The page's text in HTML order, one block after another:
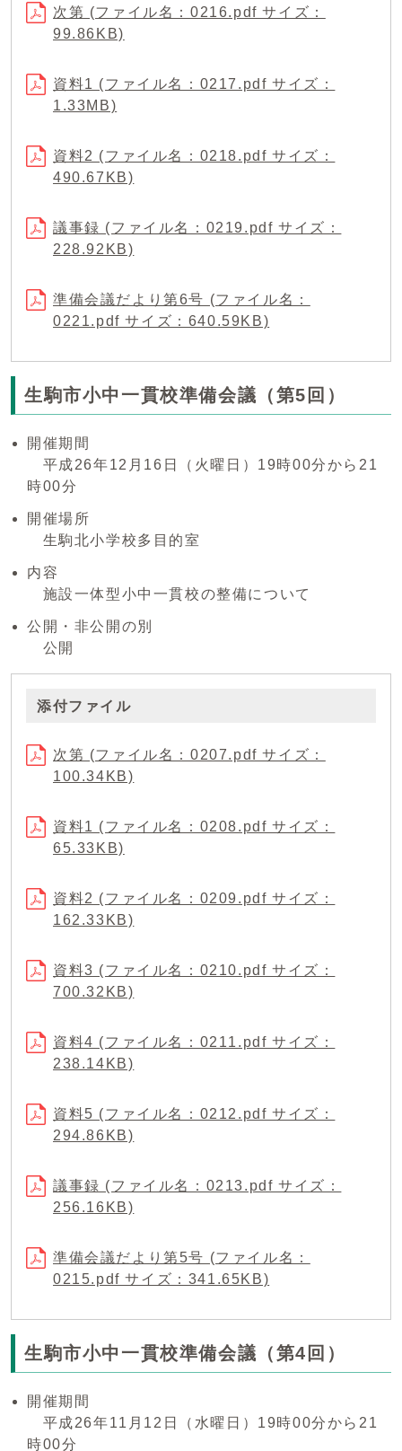
次第 (ファイル名：0216.pdf サイズ：
99.86KB)
資料1 (ファイル名：0217.pdf サイズ：
1.33MB)
資料2 (ファイル名：0218.pdf サイズ：
490.67KB)
議事録 (ファイル名：0219.pdf サイズ：
228.92KB)
準備会議だより第6号 (ファイル名：
0221.pdf サイズ：640.59KB)
生駒市小中一貫校準備会議（第5回）
開催期間
平成26年12月16日（火曜日）19時00分から21
時00分
開催場所
生駒北小学校多目的室
内容
施設一体型小中一貫校の整備について
公開・非公開の別
公開
添付ファイル
次第 (ファイル名：0207.pdf サイズ：
100.34KB)
資料1 (ファイル名：0208.pdf サイズ：
65.33KB)
資料2 (ファイル名：0209.pdf サイズ：
162.33KB)
資料3 (ファイル名：0210.pdf サイズ：
700.32KB)
資料4 (ファイル名：0211.pdf サイズ：
238.14KB)
資料5 (ファイル名：0212.pdf サイズ：
294.86KB)
議事録 (ファイル名：0213.pdf サイズ：
256.16KB)
準備会議だより第5号 (ファイル名：
0215.pdf サイズ：341.65KB)
生駒市小中一貫校準備会議（第4回）
開催期間
平成26年11月12日（水曜日）19時00分から21
時00分